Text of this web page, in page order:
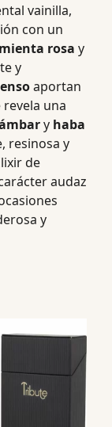
vainilla,
con un
rosa y
y
aportan
una
y haba
resinosa y
de
audaz
y